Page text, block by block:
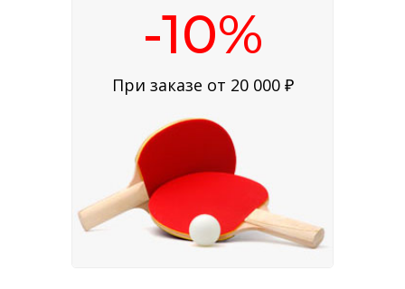
-10%
При заказе от 20 000 ₽